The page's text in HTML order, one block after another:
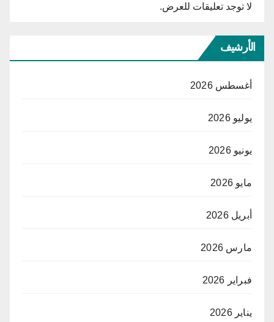
لا توجد تعليقات للعرض.
الأرشيف
أغسطس 2026
يوليو 2026
يونيو 2026
مايو 2026
أبريل 2026
مارس 2026
فبراير 2026
يناير 2026